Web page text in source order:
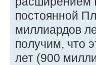
постоянной
миллиардов
получим, что
лет (900